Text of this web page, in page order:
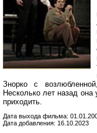
Знорко с
Несколько лет назад
приходить.
Дата выхода фильма:
Дата добавления: 16.10.2023